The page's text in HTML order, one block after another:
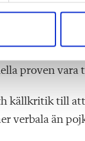
stöd. Killar
proven
källkritik till
verbala än